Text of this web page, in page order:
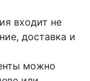
входит не
доставка и
можно